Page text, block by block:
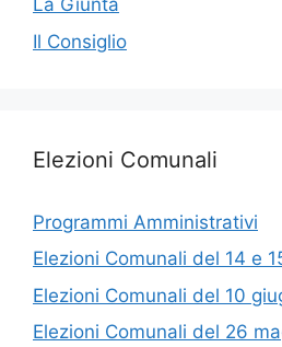
La Giunta
Il Consiglio
Elezioni Comunali
Programmi Amministrativi
Elezioni Comunali del 14 e
Elezioni Comunali del 10
Elezioni Comunali del 26